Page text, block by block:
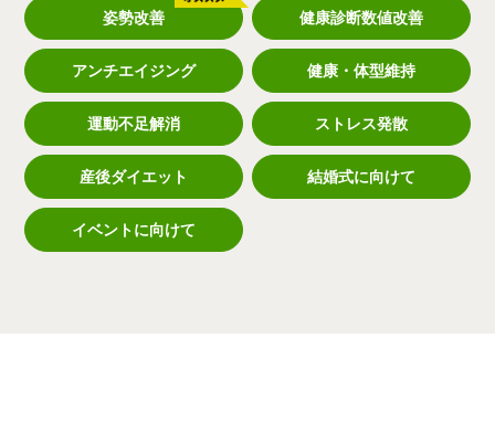
姿勢改善 健康診断数値改善
アンチエイジング 健康・体型維持
運動不足解消 ストレス発散
産後ダイエット 結婚式に向けて
イベントに向けて